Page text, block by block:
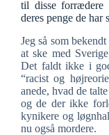
til disse forrædere
deres penge de har
Jeg så som
at ske med
Det faldt ikke i
“racist og
anede, hvad de
og de der ikke
kynikere og
nu også mordere.